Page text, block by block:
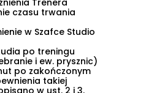
Trenera
czasu trwania
w Szafce Studio
po treningu
i ew. prysznic)
po zakończonym
takiej
w ust. 2 i 3.
cookie